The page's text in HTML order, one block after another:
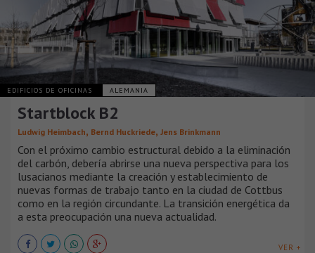
EDIFICIOS DE OFICINAS ALEMANIA
Startblock B2
Ludwig Heimbach, Bernd Huckriede, Jens Brinkmann
Con el próximo cambio estructural debido a la eliminación
del carbón, debería abrirse una nueva perspectiva para los
lusacianos mediante la creación y establecimiento de
nuevas formas de trabajo tanto en la ciudad de Cottbus
como en la región circundante. La transición energética da
a esta preocupación una nueva actualidad.
VER +